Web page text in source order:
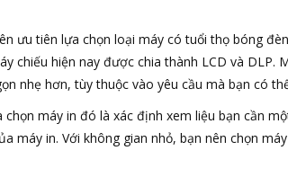
ưu tiên lựa chọn loại máy có tuổi thọ bóng
chiếu hiện nay được chia thành LCD và
nhẹ hơn, tùy thuộc vào yêu cầu mà bạn có
chọn máy in đó là xác định xem liệu bạn cần
máy in. Với không gian nhỏ, bạn nên chọn